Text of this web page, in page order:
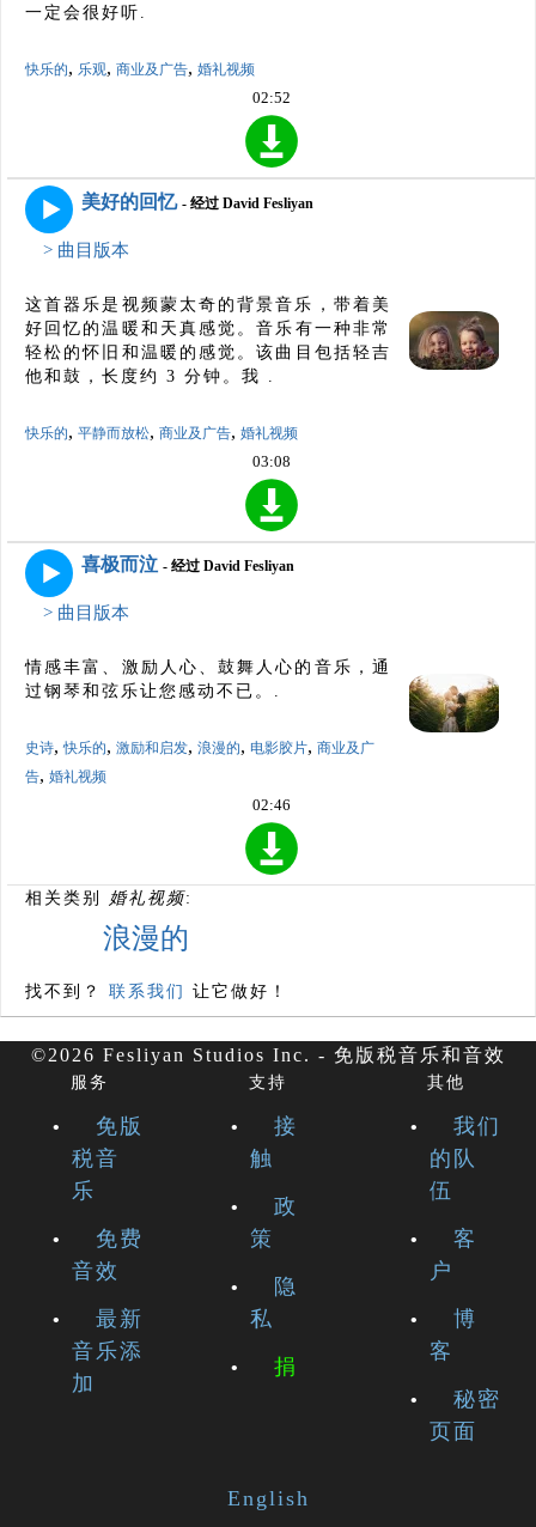
一定会很好听.
快乐的, 乐观, 商业及广告, 婚礼视频
02:52
美好的回忆 - 经过 David Fesliyan
> 曲目版本
这首器乐是视频蒙太奇的背景音乐，带着美
好回忆的温暖和天真感觉。音乐有一种非常
轻松的怀旧和温暖的感觉。该曲目包括轻吉
他和鼓，长度约 3 分钟。我 .
快乐的, 平静而放松, 商业及广告, 婚礼视频
03:08
喜极而泣 - 经过 David Fesliyan
> 曲目版本
情感丰富、激励人心、鼓舞人心的音乐，通
过钢琴和弦乐让您感动不已。.
史诗,快乐的, 激励和启发, 浪漫的, 电影胶片, 商业及广
告, 婚礼视频
02:46
相关类别 婚礼视频:
浪漫的
找不到？ 联系我们 让它做好！
©2026 Fesliyan Studios Inc. - 免版税音乐和音效
服务
免版
税音
乐
免费
音效
最新
音乐添
加
支持
接
触
政
策
隐
私
捐
其他
我们
的队
伍
客
户
博
客
秘密
页面
English